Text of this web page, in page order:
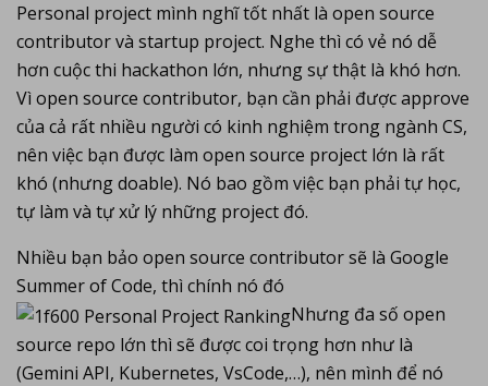
Personal project mình nghĩ tốt nhất là open source
contributor và startup project. Nghe thì có vẻ nó dễ
hơn cuộc thi hackathon lớn, nhưng sự thật là khó hơn.
Vì open source contributor, bạn cần phải được approve
của cả rất nhiều người có kinh nghiệm trong ngành CS,
nên việc bạn được làm open source project lớn là rất
khó (nhưng doable). Nó bao gồm việc bạn phải tự học,
tự làm và tự xử lý những project đó.
Nhiều bạn bảo open source contributor sẽ là Google
Summer of Code, thì chính nó đó
Nhưng đa số open
source repo lớn thì sẽ được coi trọng hơn như là
(Gemini API, Kubernetes, VsCode,…), nên mình để nó